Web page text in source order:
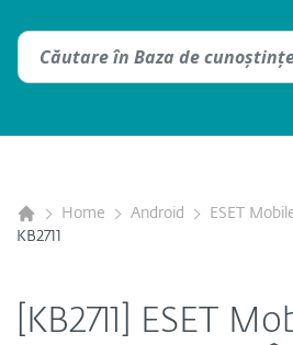
Home Android
ESET
KB2711
[KB2711] ESET